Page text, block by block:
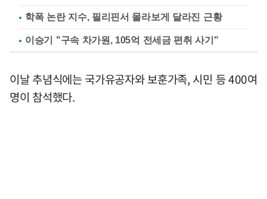
학폭 논란 지수, 필리핀서 몰라보게 달라진 근황
이승기 "구속 차가원, 105억 전세금 편취 사기"
이날 추념식에는 국가유공자와 보훈가족, 시민 등 400여
명이 참석했다.